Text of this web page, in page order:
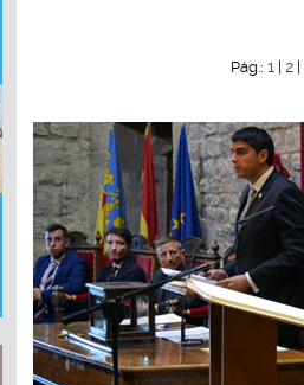
Pág.: 1| 2|